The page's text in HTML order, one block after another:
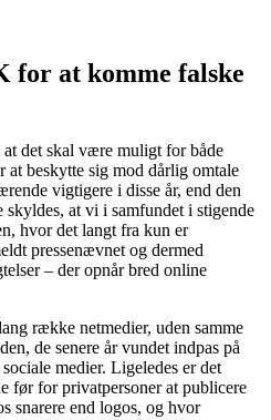
for at komme falske
det skal være muligt for både
at beskytte sig mod dårlig omtale
vigtigere i disse år, end den
at vi i samfundet i stigende
hvor det langt fra kun er
pressenævnet og dermed
– der opnår bred online
række netmedier, uden samme
de senere år vundet indpas på
medier. Ligeledes er det
før for privatpersoner at publicere
snarere end logos, og hvor